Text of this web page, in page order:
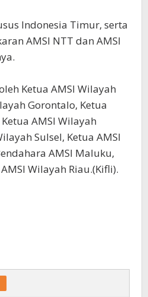
Indonesia Timur, serta
AMSI NTT dan AMSI
Ketua AMSI Wilayah
Gorontalo, Ketua
AMSI Wilayah
Sulsel, Ketua AMSI
AMSI Maluku,
Wilayah Riau.(Kifli).